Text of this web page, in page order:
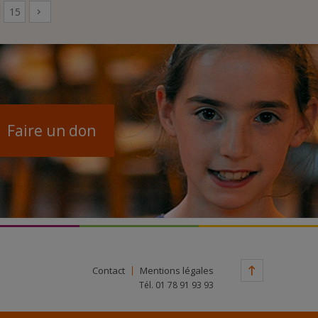
15
Faire un don
Contact Mentions légales
Tél. 01 78 91 93 93